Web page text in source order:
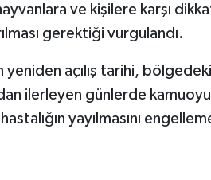
ve kişilere karşı
gerektiği vurgulandı.
yeniden açılış tarihi,
ilerleyen günlerde
yayılmasını